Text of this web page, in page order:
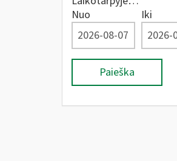
Nuo
Iki
Paieška